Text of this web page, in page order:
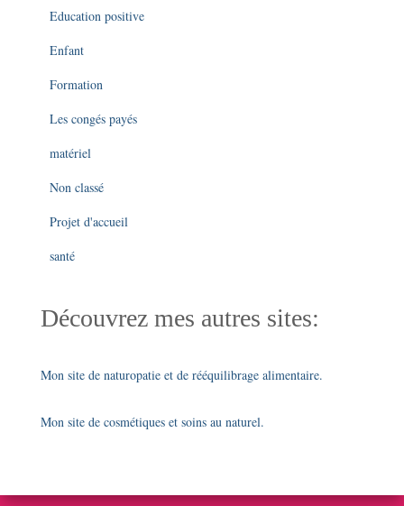
Education positive
Enfant
Formation
Les congés payés
matériel
Non classé
Projet d'accueil
santé
Découvrez mes autres sites:
Mon site de naturopatie et de rééquilibrage alimentaire.
Mon site de cosmétiques et soins au naturel.